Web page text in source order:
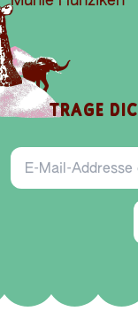
TRAGE
E-Mail-Addresse